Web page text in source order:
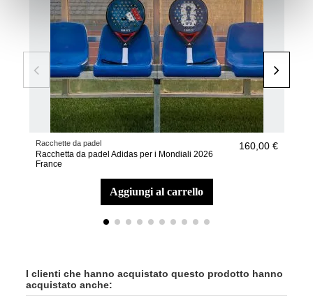
Racchette da padel
Racchetta da padel Adidas per i Mondiali 2026
France
160,00 €
aggiungi al carrello
I clienti che hanno acquistato questo prodotto hanno
acquistato anche: